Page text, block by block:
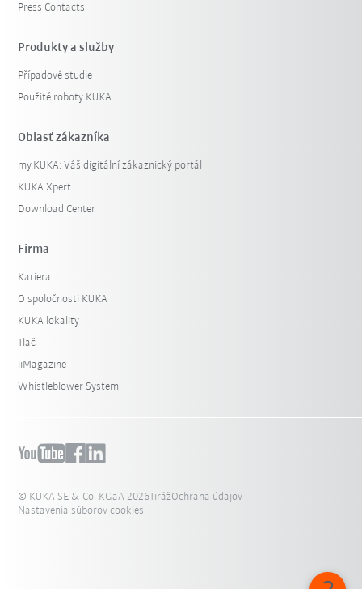
Press Contacts
Produkty a služby
Případové studie
Použité roboty KUKA
Oblasť zákazníka
my.KUKA: Váš digitální zákaznický portál
KUKA Xpert
Download Center
Firma
Kariera
O spoločnosti KUKA
KUKA lokality
Tlač
iiMagazine
Whistleblower System
© KUKA SE & Co. KGaA 2026TirážOchrana údajov
Nastavenia súborov cookies